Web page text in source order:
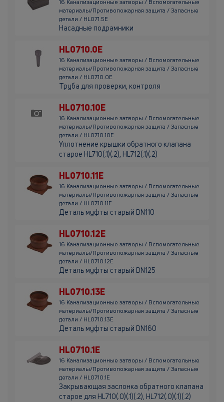
16 Канализационные затворы / Вспомогательные
материалы/Противопожарная защита / Запасные
детали / HL071.5E
Насадные подрамники
HL0710.0E
16 Канализационные затворы / Вспомогательные
материалы/Противопожарная защита / Запасные
детали / HL0710.0E
Труба для проверки, контроля
HL0710.10E
16 Канализационные затворы / Вспомогательные
материалы/Противопожарная защита / Запасные
детали / HL0710.10E
Уплотнение крышки обратного клапана
старое HL710(.1)(.2), HL712(.1)(.2)
HL0710.11E
16 Канализационные затворы / Вспомогательные
материалы/Противопожарная защита / Запасные
детали / HL0710.11E
Деталь муфты старый DN110
HL0710.12E
16 Канализационные затворы / Вспомогательные
материалы/Противопожарная защита / Запасные
детали / HL0710.12E
Деталь муфты старый DN125
HL0710.13E
16 Канализационные затворы / Вспомогательные
материалы/Противопожарная защита / Запасные
детали / HL0710.13E
Деталь муфты старый DN160
HL0710.1E
16 Канализационные затворы / Вспомогательные
материалы/Противопожарная защита / Запасные
детали / HL0710.1E
Закрывающая заслонка обратного клапана
старое для HL710(.0)(.1)(.2), HL712(.0)(.1)(.2)